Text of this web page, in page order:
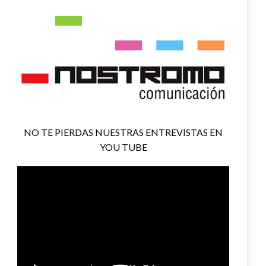
NO TE PIERDAS NUESTRAS ENTREVISTAS EN
YOU TUBE